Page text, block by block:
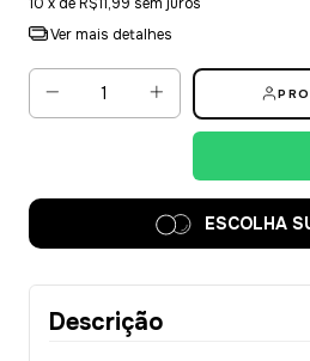
Ver mais detalhes
ESCOLHA
Descrição